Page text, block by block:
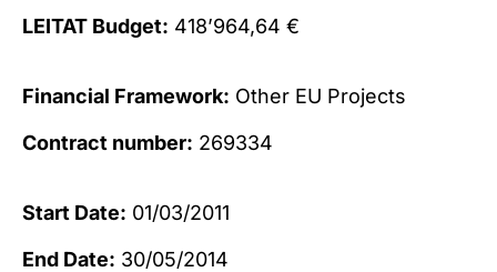
LEITAT Budget: 418’964,64 €
Financial Framework: Other EU Projects
Contract number: 269334
Start Date: 01/03/2011
End Date: 30/05/2014